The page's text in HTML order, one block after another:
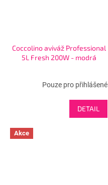
Coccolino aviváž Professional
5L Fresh 200W - modrá
Pouze pro přihlášené
DETAIL
Akce